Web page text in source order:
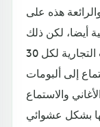
هذه على
أيضا، لكن ذلك
يتضمن مشاهدة بضع ثوانٍ من الإعلانات التجارية لكل 30
إلى ألبومات
والاستماع